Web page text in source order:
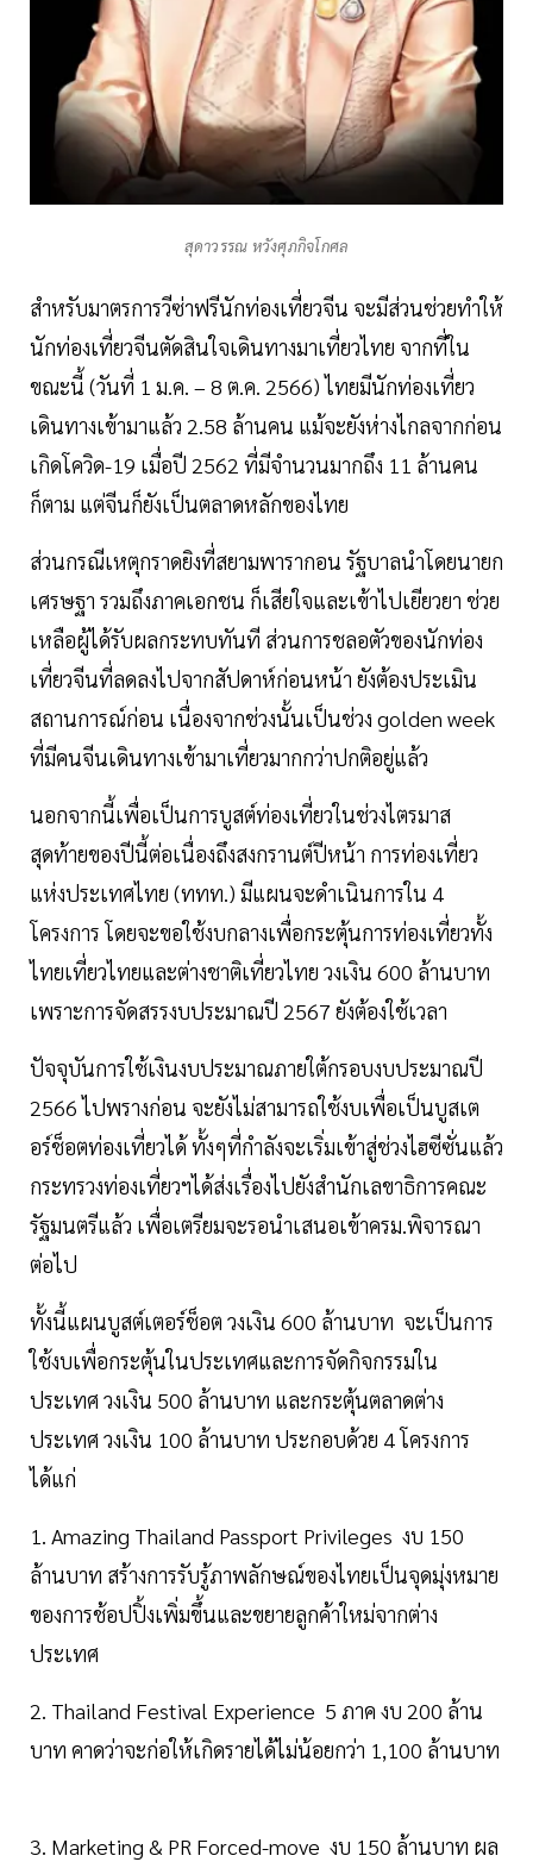
สุดาวรรณ หวังศุภกิจโกศล
สำหรับมาตรการวีซ่าฟรีนักท่องเที่ยวจีน จะมีส่วนช่วยทำให้
นักท่องเที่ยวจีนตัดสินใจเดินทางมาเที่ยวไทย จากที่ใน
ขณะนี้ (วันที่ 1 ม.ค. – 8 ต.ค. 2566) ไทยมีนักท่องเที่ยว
เดินทางเข้ามาแล้ว 2.58 ล้านคน แม้จะยังห่างไกลจากก่อน
เกิดโควิด-19 เมื่อปี 2562 ที่มีจำนวนมากถึง 11 ล้านคน
ก็ตาม แต่จีนก็ยังเป็นตลาดหลักของไทย
ส่วนกรณีเหตุกราดยิงที่สยามพารากอน รัฐบาลนำโดยนายก
เศรษฐา รวมถึงภาคเอกชน ก็เสียใจและเข้าไปเยียวยา ช่วย
เหลือผู้ได้รับผลกระทบทันที ส่วนการชลอตัวของนักท่อง
เที่ยวจีนที่ลดลงไปจากสัปดาห์ก่อนหน้า ยังต้องประเมิน
สถานการณ์ก่อน เนื่องจากช่วงนั้นเป็นช่วง golden week
ที่มีคนจีนเดินทางเข้ามาเที่ยวมากกว่าปกติอยู่แล้ว
นอกจากนี้เพื่อเป็นการบูสต์ท่องเที่ยวในช่วงไตรมาส
สุดท้ายของปีนี้ต่อเนื่องถึงสงกรานต์ปีหน้า การท่องเที่ยว
แห่งประเทศไทย (ททท.) มีแผนจะดำเนินการใน 4
โครงการ โดยจะขอใช้งบกลางเพื่อกระตุ้นการท่องเที่ยวทั้ง
ไทยเที่ยวไทยและต่างชาติเที่ยวไทย วงเงิน 600 ล้านบาท
เพราะการจัดสรรงบประมาณปี 2567 ยังต้องใช้เวลา
ปัจจุบันการใช้เงินงบประมาณภายใต้กรอบงบประมาณปี
2566 ไปพรางก่อน จะยังไม่สามารถใช้งบเพื่อเป็นบูสเต
อร์ช็อตท่องเที่ยวได้ ทั้งๆที่กำลังจะเริ่มเข้าสู่ช่วงไฮซีซั่นแล้ว
กระทรวงท่องเที่ยวฯได้ส่งเรื่องไปยังสำนักเลขาธิการคณะ
รัฐมนตรีแล้ว เพื่อเตรียมจะรอนำเสนอเข้าครม.พิจารณา
ต่อไป
ทั้งนี้แผนบูสต์เตอร์ช็อต วงเงิน 600 ล้านบาท จะเป็นการ
ใช้งบเพื่อกระตุ้นในประเทศและการจัดกิจกรรมใน
ประเทศ วงเงิน 500 ล้านบาท และกระตุ้นตลาดต่าง
ประเทศ วงเงิน 100 ล้านบาท ประกอบด้วย 4 โครงการ
ได้แก่
1. Amazing Thailand Passport Privileges งบ 150
ล้านบาท สร้างการรับรู้ภาพลักษณ์ของไทยเป็นจุดมุ่งหมาย
ของการช้อปปิ้งเพิ่มขึ้นและขยายลูกค้าใหม่จากต่าง
ประเทศ
2. Thailand Festival Experience 5 ภาค งบ 200 ล้าน
บาท คาดว่าจะก่อให้เกิดรายได้ไม่น้อยกว่า 1,100 ล้านบาท
3. Marketing & PR Forced-move งบ 150 ล้านบาท ผล